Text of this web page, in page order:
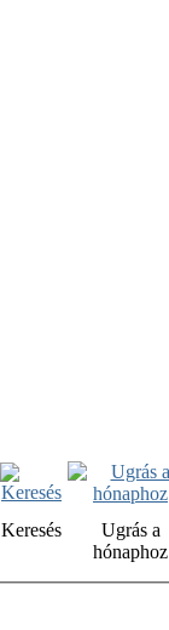
Keresés
Ugrás a
hónaphoz